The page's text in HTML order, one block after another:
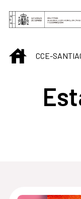
Saltar al
INICIO
CCE-